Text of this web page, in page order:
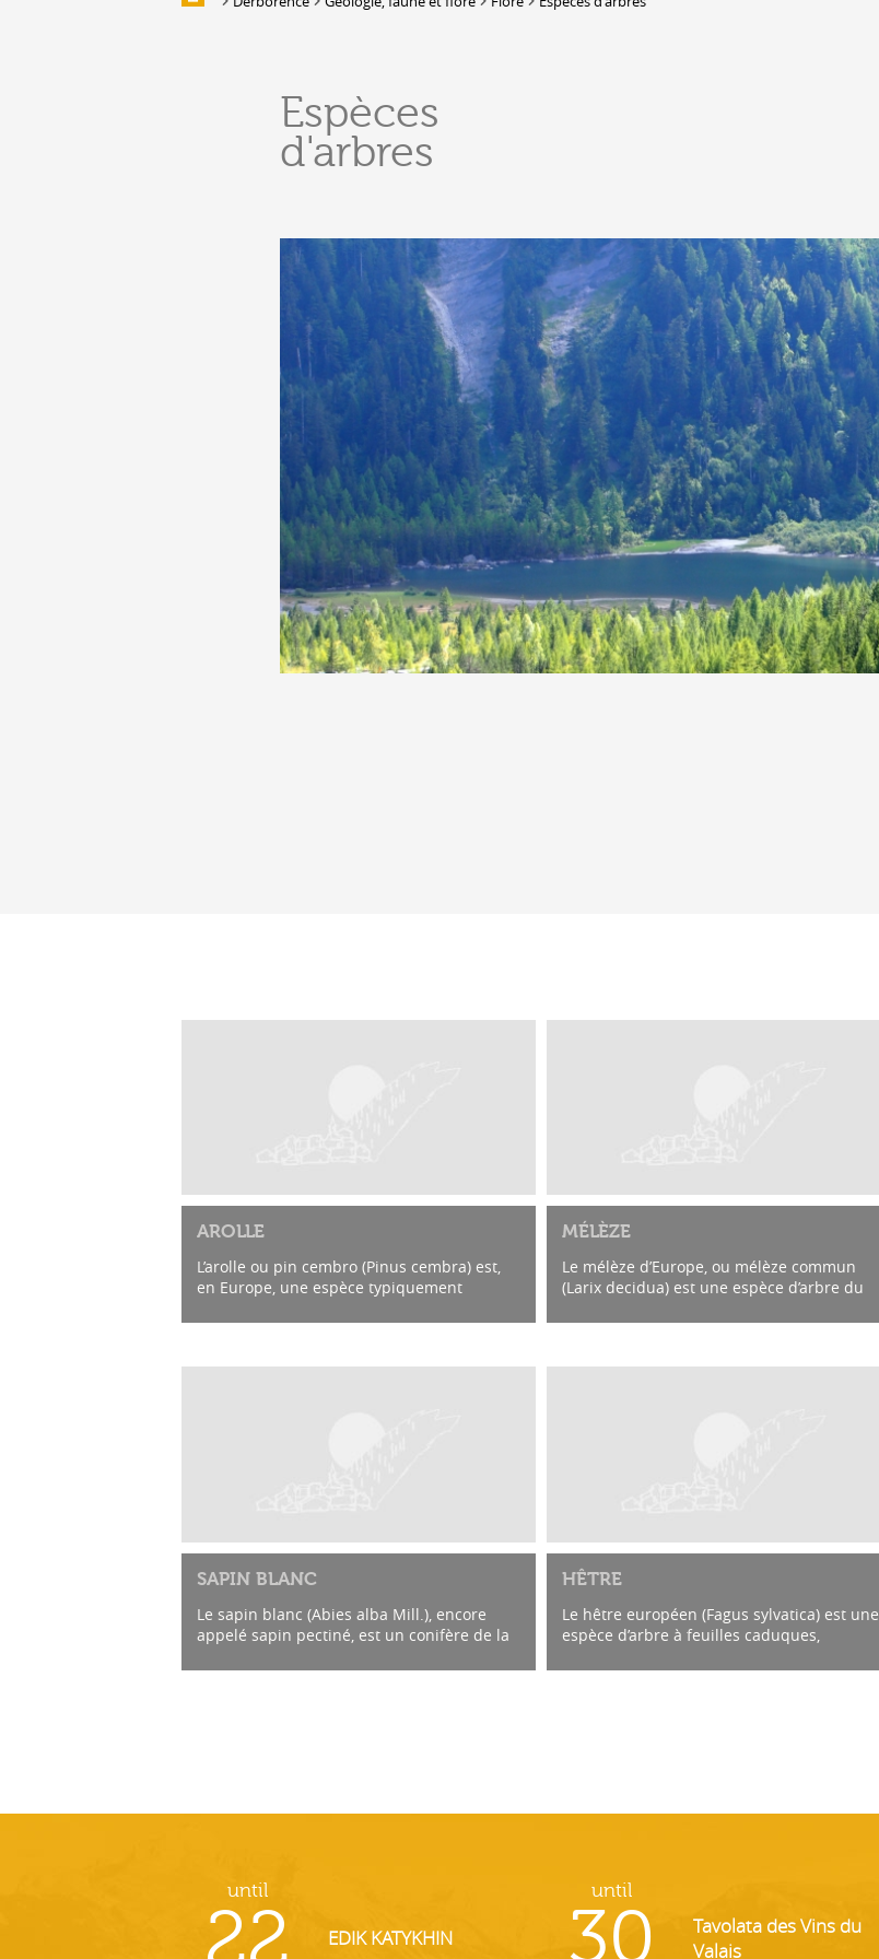
EAT & SLEEP
Accommodation
Location de salles et de couverts
Caveaux de dégustation
Mayens et alpages
Hébergement
Accès
Espèces
d'arbres
AROLLE
L’arolle ou pin cembro (Pinus cembra) est,
en Europe, une espèce typiquement
c’est le seul pin à cinq aiguilles originaire...
MÉLÈZE
Le mélèze d’Europe, ou mélèze commun
(Larix decidua) est une espèce d’arbre du
Derborence, on le trouve dans toute la...
SAPIN BLANC
Le sapin blanc (Abies alba Mill.), encore
appelé sapin pectiné, est un conifère de la
importante pour la foresterie en Europe.
HÊTRE
Le hêtre européen (Fagus sylvatica) est une
espèce d’arbre à feuilles caduques,
Fagaceae qui comprend en outre le chêne
until
22 EDIK KATYKHIN
until
30
Tavolata des Vins du
Valais